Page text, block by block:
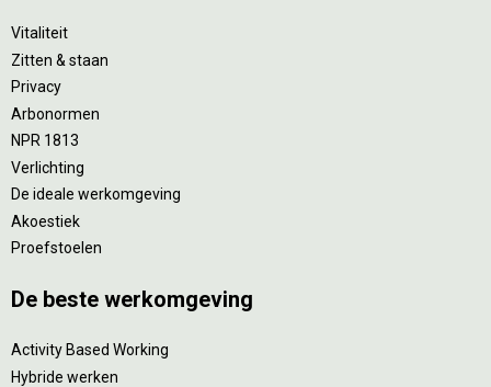
Vitaliteit
Zitten & staan
Privacy
Arbonormen
NPR 1813
Verlichting
De ideale werkomgeving
Akoestiek
Proefstoelen
De beste werkomgeving
Activity Based Working
Hybride werken